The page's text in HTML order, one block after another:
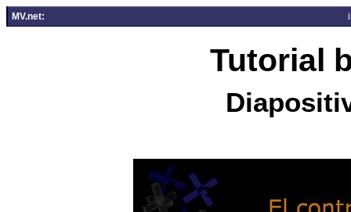
MV.net:
Tutorial